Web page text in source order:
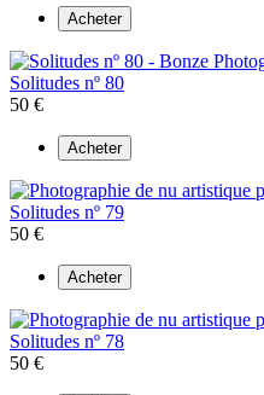
Acheter
Solitudes nº 80
50 €
Acheter
Solitudes nº 79
50 €
Acheter
Solitudes nº 78
50 €